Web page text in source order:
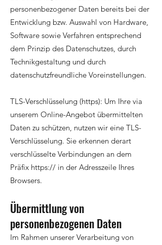
personenbezogener Daten bereits bei der
Entwicklung bzw. Auswahl von Hardware,
Software sowie Verfahren entsprechend
dem Prinzip des Datenschutzes, durch
Technikgestaltung und durch
datenschutzfreundliche Voreinstellungen.
TLS-Verschlüsselung (https): Um Ihre via
unserem Online-Angebot übermittelten
Daten zu schützen, nutzen wir eine TLS-
Verschlüsselung. Sie erkennen derart
verschlüsselte Verbindungen an dem
Präfix https:// in der Adresszeile Ihres
Browsers.
Übermittlung von
personenbezogenen Daten
Im Rahmen unserer Verarbeitung von